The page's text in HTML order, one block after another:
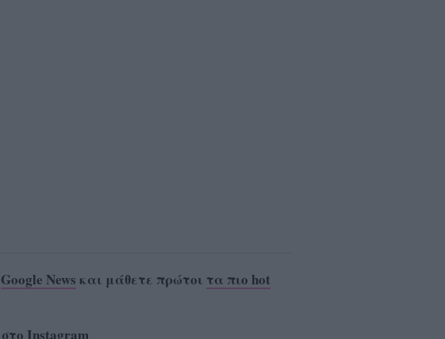
Google News και μάθετε πρώτοι τα πιο hot
Instagram